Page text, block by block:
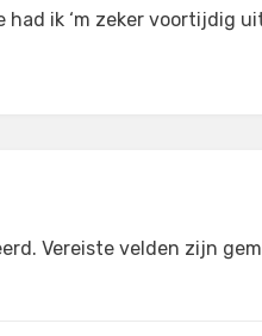
had ik ‘m zeker voortijdig
Vereiste velden zijn